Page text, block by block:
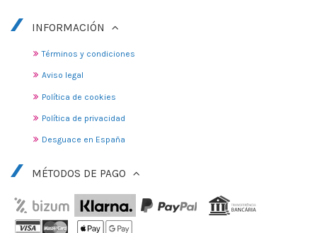
INFORMACIÓN
Términos y condiciones
Aviso legal
Política de cookies
Política de privacidad
Desguace en España
MÉTODOS DE PAGO